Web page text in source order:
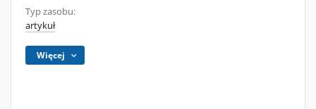
Typ zasobu:
artykuł
Więcej